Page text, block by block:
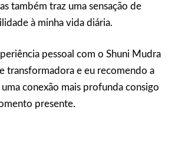
também traz uma sensação de
à minha vida diária.
pessoal com o Shuni Mudra
transformadora e eu recomendo a
conexão mais profunda consigo
presente.